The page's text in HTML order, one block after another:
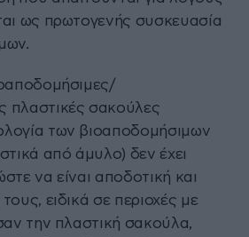
ως πρωτογενής συσκευασία
πλαστικές σακούλες
των βιοαποδομήσιμων
από άμυλο) δεν έχει
να είναι αποδοτική και
ειδικά σε περιοχές με
την πλαστική σακούλα,